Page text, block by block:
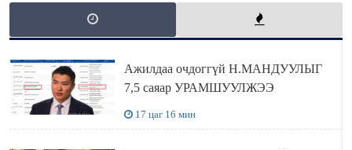
Ажилдаа очдоггүй Н.МАНДУУЛЫГ
7,5 саяар УРАМШУУЛЖЭЭ
17 цаг 16 мин